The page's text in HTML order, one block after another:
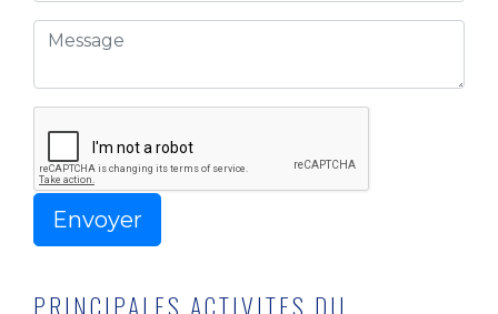
PRINCIPALES ACTIVITES DU